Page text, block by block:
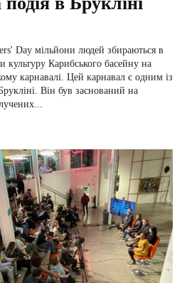
Day мільйони людей збираються в
культуру Карибського басейну на
карнавалі. Цей карнавал є одним із
Він був заснований на